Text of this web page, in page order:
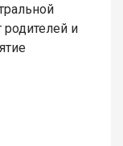
родителей и